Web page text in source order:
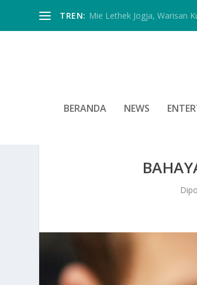
TREN: Mie Lethek Jogja, Warisan
BERANDA NEWS